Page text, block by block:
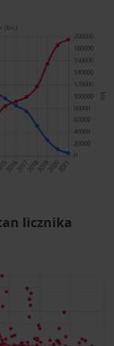
licznika